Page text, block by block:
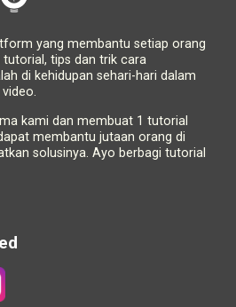
yang membantu setiap orang
tips dan trik cara
di kehidupan sehari-hari dalam
kami dan membuat 1 tutorial
membantu jutaan orang di
solusinya. Ayo berbagi tutorial